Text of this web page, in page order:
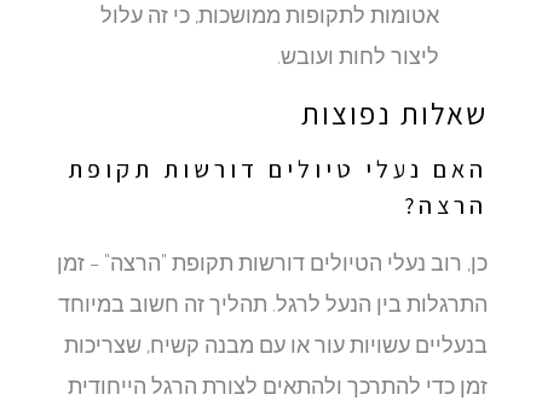
אטומות לתקופות ממושכות, כי זה עלול
ליצור לחות ועובש.
שאלות נפוצות
האם נעלי טיולים דורשות תקופת
הרצה?
כן, רוב נעלי הטיולים דורשות תקופת "הרצה" – זמן
התרגלות בין הנעל לרגל. תהליך זה חשוב במיוחד
בנעליים עשויות עור או עם מבנה קשיח, שצריכות
זמן כדי להתרכך ולהתאים לצורת הרגל הייחודית